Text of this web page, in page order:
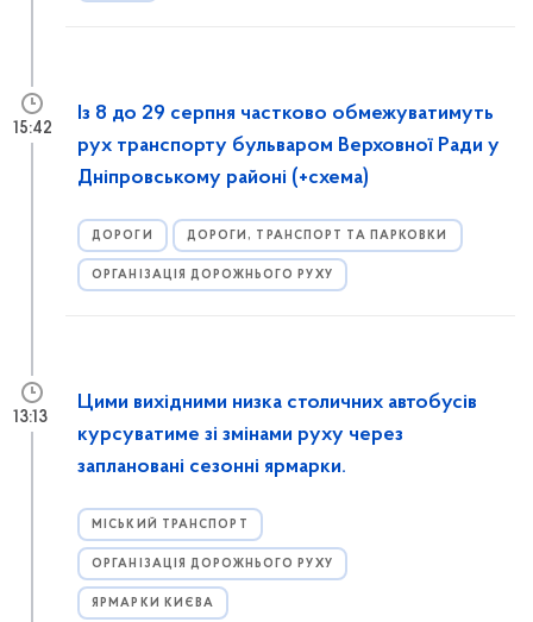
Із 8 до 29 серпня частково обмежуватимуть
рух транспорту бульваром Верховної Ради у
Дніпровському районі (+схема)
ДОРОГИ ДОРОГИ, ТРАНСПОРТ ТА ПАРКОВКИ
ОРГАНІЗАЦІЯ ДОРОЖНЬОГО РУХУ
15:42
Цими вихідними низка столичних автобусів
курсуватиме зі змінами руху через
заплановані сезонні ярмарки.
МІСЬКИЙ ТРАНСПОРТ
ОРГАНІЗАЦІЯ ДОРОЖНЬОГО РУХУ
ЯРМАРКИ КИЄВА
13:13